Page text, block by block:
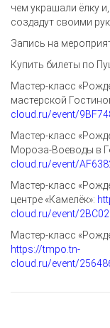
чем украшали ёлку
создадут своими
Запись на
Купить билеты по
Мастер-класс
мастерской
cloud.ru/event/
Мастер-класс
Мороза-Воеводы в
cloud.ru/event/
Мастер-класс
центре «Камелёк»:
cloud.ru/event/
Мастер-класс
https://tmpo.tn-
cloud.ru/event/